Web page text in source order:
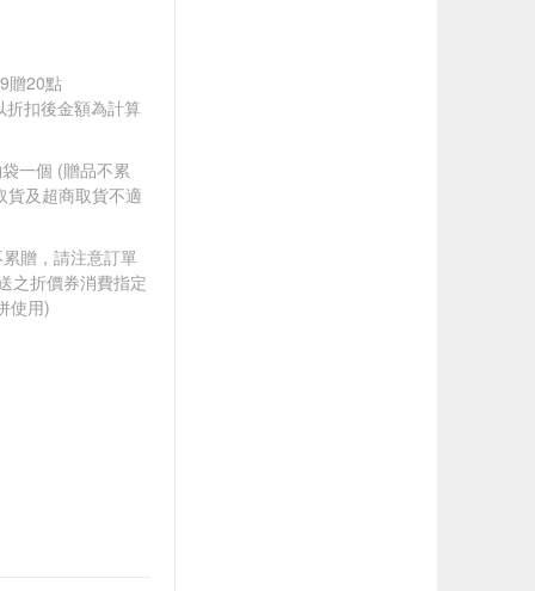
贈20點
扣後金額為計算
一個​ (贈品不累
貨及超商取貨不適
贈，請注意訂單
之折價券消費指定
使用)